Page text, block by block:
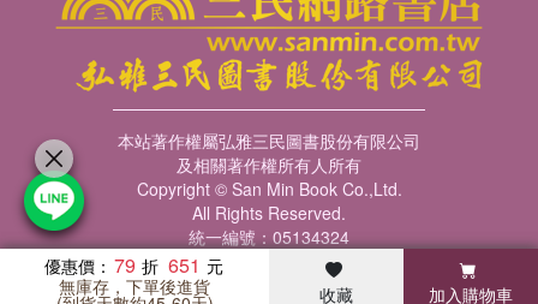
優惠價： 79 651
無庫存，下單後進貨 收藏 加入購物車
暢銷榜 客服中心 瀏覽紀錄 會員專區
本站著作權屬弘雅三民圖書股份有限公司
及相關著作權所有人所有
Copyright © San Min Book Co.,Ltd.
All Rights Reserved.
統一編號：05134324